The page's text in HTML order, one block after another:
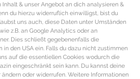
& unser Angebot an dich analysieren &
du hierzu widerruflich einwilligst, bist du
uns auch, diese Daten unter Umständen
z.B. an Google Analytics oder an
Dies schließt gegebenenfalls die
in den USA ein. Falls du dazu nicht zustimmen
auf die essentiellen Cookies wodurch die
eingeschränkt sein kann. Du kannst deine
oder widerrufen. Weitere Informationen